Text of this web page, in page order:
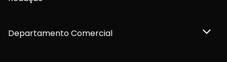
Departamento Comercial